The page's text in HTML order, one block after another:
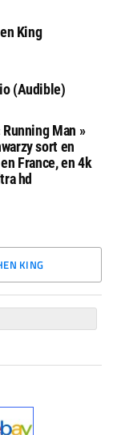
King
(Audible)
Man »
sort en
France, en 4k
hd
KING